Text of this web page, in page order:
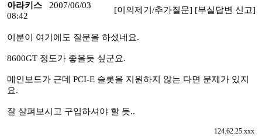
아라키스
2007/06/03
08:42
[이의제기/추가질문] [부실답변 신고]
이분이 여기에도 질문을 하셨네요.
8600GT 정도가 좋을듯 싶군요.
메인보드가 근데 PCI-E 슬롯을 지원하지 않는 다면 문제가 있지
요.
잘 살펴보시고 구입하셔야 할 듯..
124.62.25.xxx